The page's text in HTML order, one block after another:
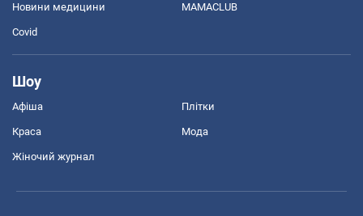
Новини медицини MAMACLUB
Covid
Шоу
Афіша Плітки
Краса Мода
Жіночий журнал